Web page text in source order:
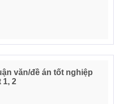
văn/đề án tốt nghiệp
1, 2